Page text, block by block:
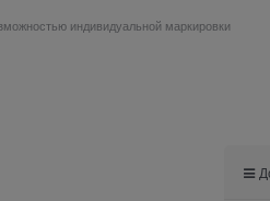
индивидуальной маркировки